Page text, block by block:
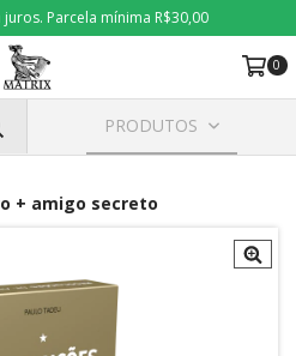
Parcela mínima R$30,00
0
PRODUTOS
+ amigo secreto